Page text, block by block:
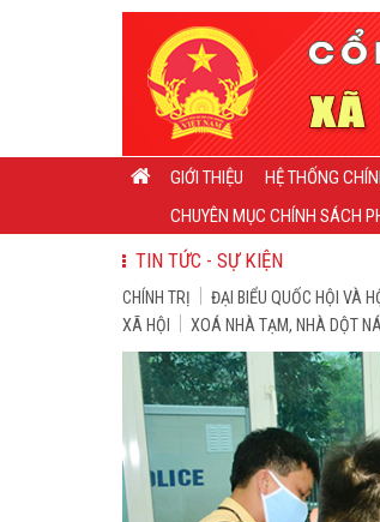
GIỚI THIỆU HỆ THỐNG
CHUYÊN MỤC CHÍNH SÁCH
TIN TỨC - SỰ KIỆN
CHÍNH TRỊ ĐẠI BIỂU QUỐC HỘI VÀ
XÃ HỘI
XOÁ NHÀ TẠM, NHÀ DỘT